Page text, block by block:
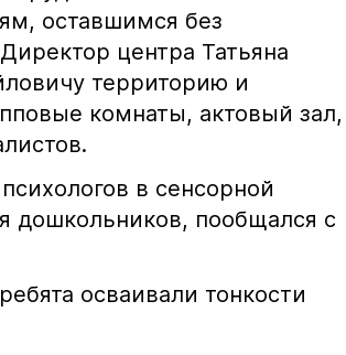
оставшимся без
центра Татьяна
территорию и
комнаты, актовый зал,
в сенсорной
дошкольников, пообщался с
осваивали тонкости